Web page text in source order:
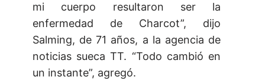
mi cuerpo resultaron ser la
enfermedad de Charcot”, dijo
Salming, de 71 años, a la agencia de
noticias sueca TT. “Todo cambió en
un instante”, agregó.